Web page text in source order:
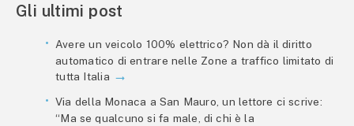
Gli ultimi post
Avere un veicolo 100% elettrico? Non dà il diritto
automatico di entrare nelle Zone a traffico limitato di
tutta Italia
Via della Monaca a San Mauro, un lettore ci scrive:
“Ma se qualcuno si fa male, di chi è la